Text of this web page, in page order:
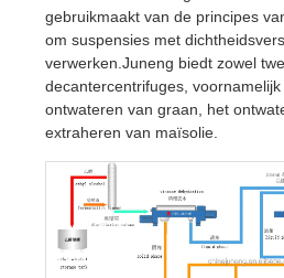
gebruikmaakt van de principes
om suspensies met
verwerken.Juneng biedt zowel
decantercentrifuges,
ontwateren van graan, het
extraheren van maïsolie.